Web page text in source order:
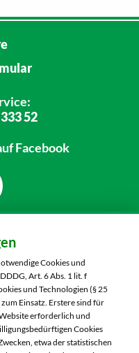
52
Facebook
6
9870
Cookies und
Art. 6 Abs. 1 lit. f
und Technologien (§ 25
Einsatz. Erstere sind für
erforderlich und
Cookies
etwa der statistischen